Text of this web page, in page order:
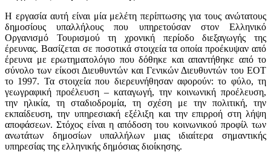
Η εργασία αυτή είναι μία μελέτη περίπτωσης για τους ανώτατους
δημοσίους υπαλλήλους που υπηρετούσαν στον Ελληνικό
Οργανισμό Τουρισμού τη χρονική περίοδο διεξαγωγής της
έρευνας. Βασίζεται σε ποσοτικά στοιχεία τα οποία προέκυψαν από
έρευνα με ερωτηματολόγιο που δόθηκε και απαντήθηκε από το
σύνολο των είκοσι Διευθυντών και Γενικών Διευθυντών του ΕΟΤ
το 1997. Τα στοιχεία που διερευνήθησαν αφορούν: το φύλο, τη
γεωγραφική προέλευση – καταγωγή, την κοινωνική προέλευση,
την ηλικία, τη σταδιοδρομία, τη σχέση με την πολιτική, την
εκπαίδευση, την υπηρεσιακή εξέλιξη και την επιρροή στη λήψη
αποφάσεων. Στόχος είναι η απόδοση του κοινωνικού προφίλ των
ανωτάτων δημοσίων υπαλλήλων μιας ιδιαίτερα σημαντικής
υπηρεσίας της ελληνικής δημόσιας διοίκησης.